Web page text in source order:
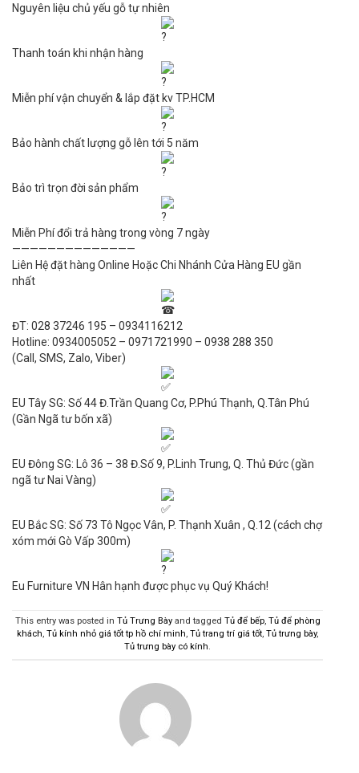
Nguyên liệu chủ yếu gỗ tự nhiên
Thanh toán khi nhận hàng
Miễn phí vận chuyển & lắp đặt kv TP.HCM
Bảo hành chất lượng gỗ lên tới 5 năm
Bảo trì trọn đời sản phẩm
Miễn Phí đổi trả hàng trong vòng 7 ngày
——————————————
Liên Hệ đặt hàng Online Hoặc Chi Nhánh Cửa Hàng EU gần
nhất
ĐT: 028 37246 195 – 0934116212
Hotline: 0934005052 – 0971721990 – 0938 288 350
(Call, SMS, Zalo, Viber)
EU Tây SG: Số 44 Đ.Trần Quang Cơ, P.Phú Thạnh, Q.Tân Phú
(Gần Ngã tư bốn xã)
EU Đông SG: Lô 36 – 38 Đ.Số 9, P.Linh Trung, Q. Thủ Đức (gần
ngã tư Nai Vàng)
EU Bắc SG: Số 73 Tô Ngọc Vân, P. Thạnh Xuân , Q.12 (cách chợ
xóm mới Gò Vấp 300m)
Eu Furniture VN Hân hạnh được phục vụ Quý Khách!
This entry was posted in Tủ Trưng Bàyand tagged Tủ để bếp, Tủ để phòng
khách, Tủ kính nhỏ giá tốt tp hồ chí minh, Tủ trang trí giá tốt, Tủ trưng bày,
Tủ trưng bày có kính.